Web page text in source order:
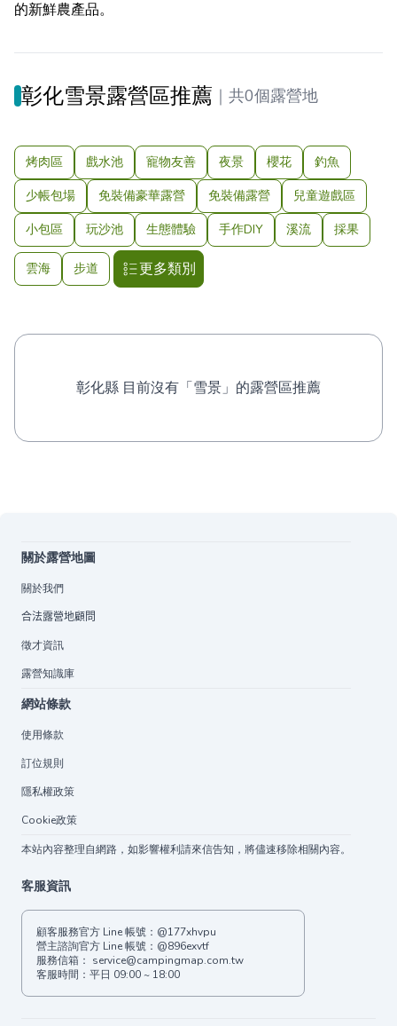
的新鮮農產品。
彰化雪景露營區推薦 ｜ 共0個露營地
烤肉區 戲水池 寵物友善 夜景 櫻花
釣魚
少帳包場
免裝備豪華露營 免裝備露營
兒童遊戲區
小包區
玩沙池 生態體驗 手作DIY 溪流 採果
雲海 步道 更多類別
彰化縣 目前沒有「雪景」的露營區推薦
關於露營地圖
關於我們
合法露營地顧問
徵才資訊
露營知識庫
網站條款
使用條款
訂位規則
隱私權政策
Cookie政策
本站內容整理自網路，如影響權利請來信告知，將儘速移除相關內容。
客服資訊
顧客服務官方 Line 帳號： @177xhvpu
營主諮詢官方 Line 帳號： @896exvtf
服務信箱： service@campingmap.com.tw
客服時間：平日 09:00 ~ 18:00